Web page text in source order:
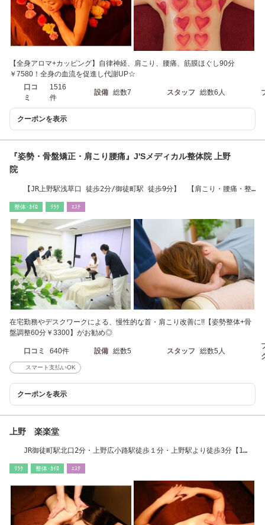
【全身アロマ+カッピング】自律神経、肩こり、腰痛、筋膜ほぐし90分
￥7580！全身の血流を促進し代謝UP☆
口コ
ミ
1516
件
設備 総数7 スタッフ 総数6人
クーポンを表示
『姿勢・骨盤矯正・肩こり腰痛』J'Sメディカル整体院 上野
院
【JR上野駅浅草口 徒歩2分/御徒町駅 徒歩9分】 【肩こり・腰痛・整
整体･ｶｲﾛ ﾘﾗｸ ｴｽﾃ
在宅勤務やデスクワークによる、慢性的な首・肩こり改善に!!【姿勢整体+骨
盤調整60分￥3300】がお勧め◎
口コミ 640件 設備 総数5 スタッフ 総数5人
スマート支払いOK
クーポンを表示
上野 楽楽堂
JR御徒町駅北口2分・上野広小路駅徒歩１分・上野駅より徒歩3分【1
ﾘﾗｸ 整体･ｶｲﾛ ｴｽﾃ